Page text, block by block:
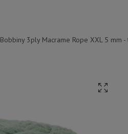
Bobbiny 3ply Macrame Rope XXL 5 mm